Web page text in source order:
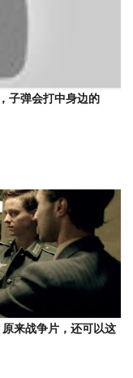
子弹会打中身边的
来战争片，还可以这